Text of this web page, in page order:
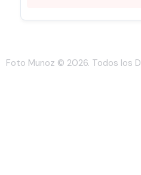
Foto Munoz © 2026. Todos los